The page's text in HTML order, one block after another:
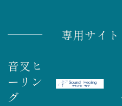
専用サイ
音叉ヒ
ーリン
グ